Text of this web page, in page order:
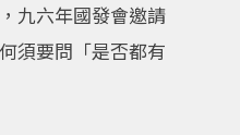
九六年國發會邀請
須要問「是否都有